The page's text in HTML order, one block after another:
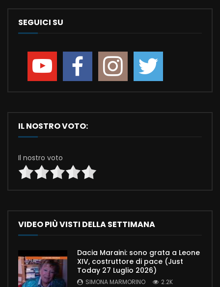
SEGUICI SU
IL NOSTRO VOTO:
Il nostro voto
VIDEO PIÙ VISTI DELLA SETTIMANA
Dacia Maraini: sono grata a Leone
XIV, costruttore di pace (Just
Today 27 Luglio 2026)
SIMONA MARMORINO 2.2K